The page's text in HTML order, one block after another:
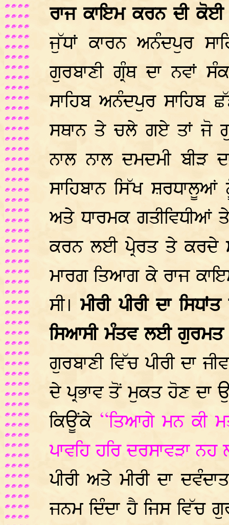
ਰਾਜ ਕਾਇਮ ਕਰਨ ਦੀ ਕੋਈ
ਜੁੱਧਾਂ ਕਾਰਨ ਅਨੰਦਪੁਰ
ਗੁਰਬਾਣੀ ਗ੍ਰੰਥ ਦਾ ਨਵਾਂ
ਸਾਹਿਬ ਅਨੰਦਪੁਰ ਸਾਹਿਬ
ਸਥਾਨ ਤੇ ਚਲੇ ਗਏ ਤਾਂ ਜੋ
ਨਾਲ ਨਾਲ ਦਮਦਮੀ ਬੀੜ
ਸਾਹਿਬਾਨ ਸਿੱਖ
ਅਤੇ ਧਾਰਮਕ ਗਤੀਵਿਧੀਆਂ
ਕਰਨ ਲਈ ਪ੍ਰੇਰਤ ਤੇ ਕਰਦੇ
ਮਾਰਗ ਤਿਆਗ ਕੇ ਰਾਜ
ਸੀ।ਮੀਰੀ ਪੀਰੀ ਦਾ
ਸਿਆਸੀ ਮੰਤਵ ਲਈ
ਗੁਰਬਾਣੀ ਵਿੱਚ ਪੀਰੀ ਦਾ
ਦੇ ਪ੍ਰਭਾਵ ਤੋਂ ਮੁਕਤ ਹੋਣ ਦਾ
ਕਿਊਂਕੇ “ਤਿਆਗੇ ਮਨ ਕੀ
ਪਾਵਹਿ ਹਰਿ ਦਰਸਾਵੜਾ
ਪੀਰੀ ਅਤੇ ਮੀਰੀ ਦਾ
ਜਨਮ ਦਿੰਦਾ ਹੈ ਜਿਸ ਵਿੱਚ